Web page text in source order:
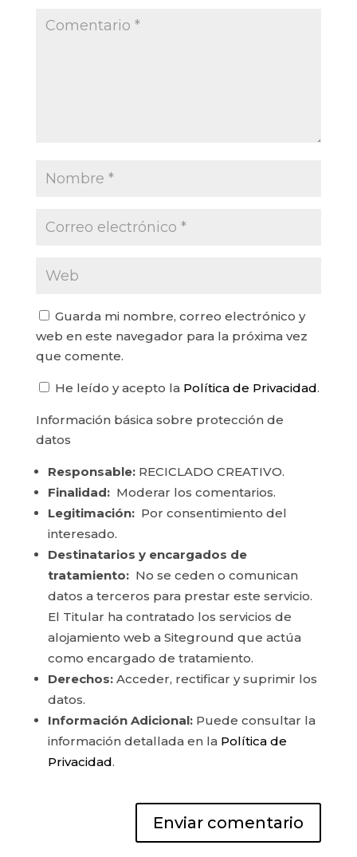
Guarda mi nombre, correo electrónico y
web en este navegador para la próxima vez
que comente.
He leído y acepto la Política de Privacidad.
Información básica sobre protección de
datos
Responsable:RECICLADO CREATIVO.
Finalidad:Moderar los comentarios.
Legitimación:Por consentimiento del
interesado.
Destinatarios y encargados de
tratamiento:No se ceden o comunican
datos a terceros para prestar este servicio.
El Titular ha contratado los servicios de
alojamiento web a Siteground que actúa
como encargado de tratamiento.
Derechos:Acceder, rectificar y suprimir los
datos.
Información Adicional:Puede consultar la
información detallada en la Política de
Privacidad.